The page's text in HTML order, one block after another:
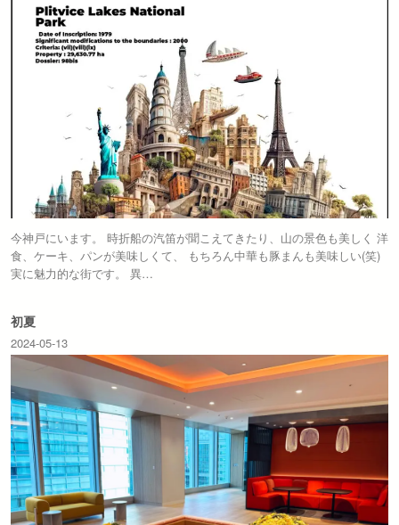
今神戸にいます。 時折船の汽笛が聞こえてきたり、山の景色も美しく 洋
食、ケーキ、パンが美味しくて、 もちろん中華も豚まんも美味しい(笑)
実に魅力的な街です。 異…
初夏
2024-05-13